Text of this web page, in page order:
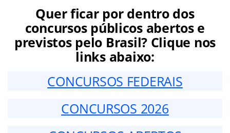
Quer ficar por dentro dos
concursos públicos abertos e
previstos pelo Brasil? Clique nos
links abaixo:
CONCURSOS FEDERAIS
CONCURSOS 2026